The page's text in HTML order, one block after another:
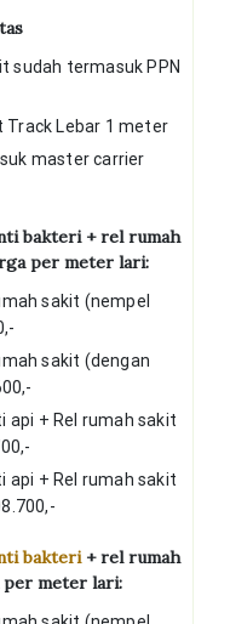
sudah termasuk PPN
Track Lebar 1 meter
master carrier
bakteri + rel rumah
per meter lari:
sakit (nempel
sakit (dengan
api + Rel rumah sakit
api + Rel rumah sakit
bakteri+ rel rumah
meter lari: